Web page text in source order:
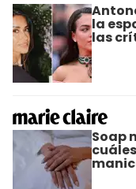
la
las
Soap